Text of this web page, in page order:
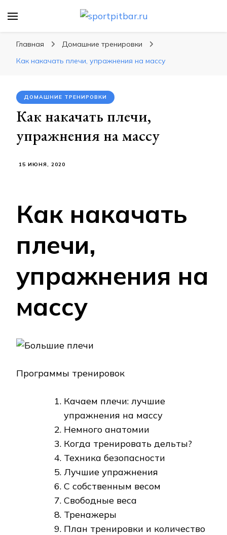
спортивных упражнения, правильные
диеты, программы тренировок
Главная
Домашние тренировки
Как накачать плечи, упражнения на массу
ДОМАШНИЕ ТРЕНИРОВКИ
Как накачать плечи,
упражнения на массу
15 ИЮНЯ, 2020
Как накачать
плечи,
упражнения на
массу
Программы тренировок
Качаем плечи: лучшие
упражнения на массу
Немного анатомии
Когда тренировать дельты?
Техника безопасности
Лучшие упражнения
С собственным весом
Свободные веса
Тренажеры
План тренировки и количество